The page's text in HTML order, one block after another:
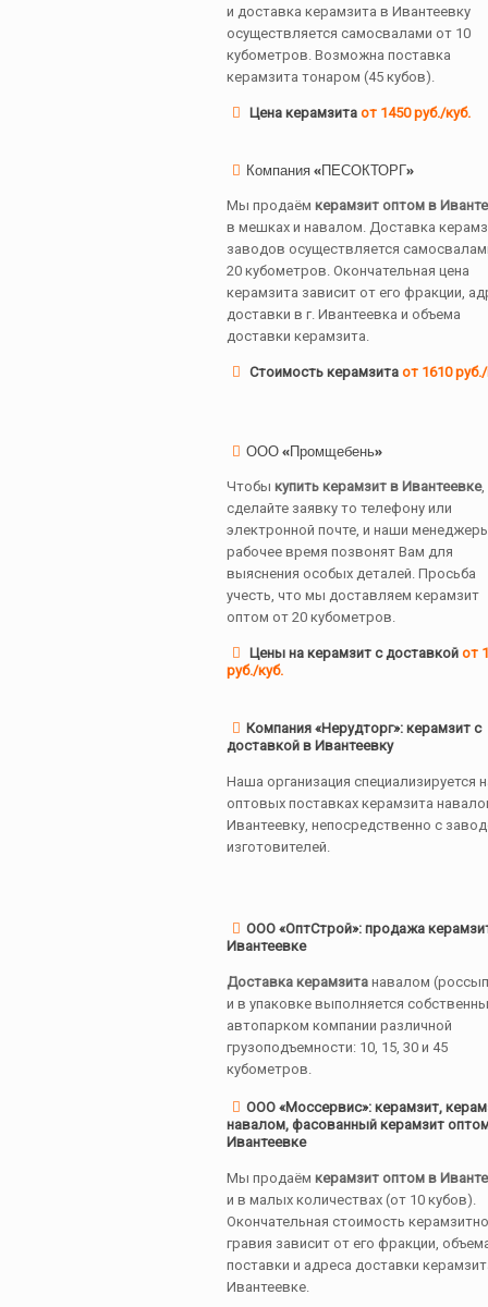
и доставка керамзита в Ивантеевку
осуществляется самосвалами от 10
кубометров. Возможна поставка
керамзита тонаром (45 кубов).
Цена керамзитаот 1450 руб./куб.
Компания «ПЕСОКТОРГ»
Мы продаём керамзит оптом в
в мешках и навалом. Доставка
заводов осуществляется
20 кубометров. Окончательная цена
керамзита зависит от его фракции,
доставки в г. Ивантеевка и объема
доставки керамзита.
Стоимость керамзитаот 1610 руб./
ООО «Промщебень»
Чтобы купить керамзит в Ивантеевке,
сделайте заявку то телефону или
электронной почте, и наши
рабочее время позвонят Вам для
выяснения особых деталей. Просьба
учесть, что мы доставляем керамзит
оптом от 20 кубометров.
Цены на керамзит с доставкойот
руб./куб.
Компания «Нерудторг»: керамзит с
доставкой в Ивантеевку
Наша организация специализируется
оптовых поставках керамзита
Ивантеевку, непосредственно с
изготовителей.
ООО «ОптСтрой»: продажа
Ивантеевке
Доставка керамзитанавалом
и в упаковке выполняется
автопарком компании различной
грузоподъемности: 10, 15, 30 и 45
кубометров.
ООО «Моссервис»: керамзит,
навалом, фасованный керамзит
Ивантеевке
Мы продаём керамзит оптом в
и в малых количествах (от 10 кубов).
Окончательная стоимость
гравия зависит от его фракции,
поставки и адреса доставки
Ивантеевке.